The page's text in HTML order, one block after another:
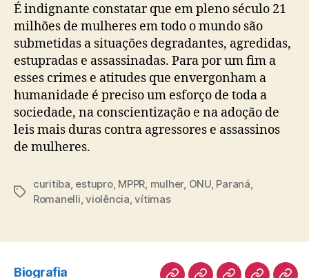
É indignante constatar que em pleno século 21
milhões de mulheres em todo o mundo são
submetidas a situações degradantes, agredidas,
estupradas e assassinadas. Para por um fim a
esses crimes e atitudes que envergonham a
humanidade é preciso um esforço de toda a
sociedade, na conscientização e na adoção de
leis mais duras contra agressores e assassinos
de mulheres.
Tags
curitiba estupro, MPPR mulher, ONU, Paraná
Romanelli ,violência ,vítimas
Biografia